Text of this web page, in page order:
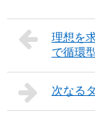
理想を
で循環
次なる